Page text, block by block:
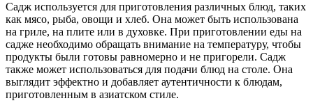
Садж используется для приготовления различных блюд, таких
как мясо, рыба, овощи и хлеб. Она может быть использована
на гриле, на плите или в духовке. При приготовлении еды на
садже необходимо обращать внимание на температуру, чтобы
продукты были готовы равномерно и не пригорели. Садж
также может использоваться для подачи блюд на столе. Она
выглядит эффектно и добавляет аутентичности к блюдам,
приготовленным в азиатском стиле.